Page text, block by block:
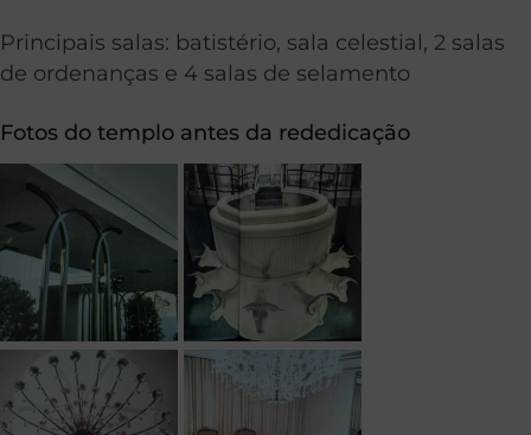
Principais salas: batistério, sala celestial, 2 salas
de ordenanças e 4 salas de selamento
Fotos do templo antes da rededicação